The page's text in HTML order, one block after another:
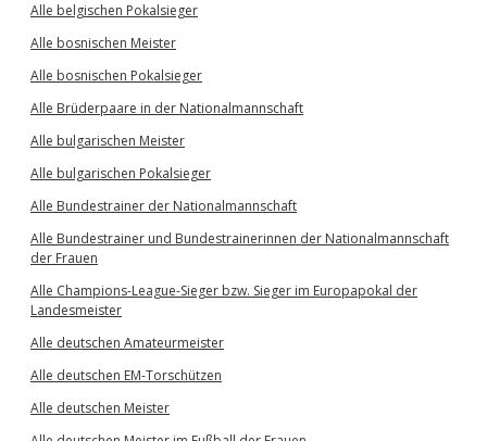
Alle belgischen Pokalsieger
Alle bosnischen Meister
Alle bosnischen Pokalsieger
Alle Brüderpaare in der Nationalmannschaft
Alle bulgarischen Meister
Alle bulgarischen Pokalsieger
Alle Bundestrainer der Nationalmannschaft
Alle Bundestrainer und Bundestrainerinnen der Nationalmannschaft
der Frauen
Alle Champions-League-Sieger bzw. Sieger im Europapokal der
Landesmeister
Alle deutschen Amateurmeister
Alle deutschen EM-Torschützen
Alle deutschen Meister